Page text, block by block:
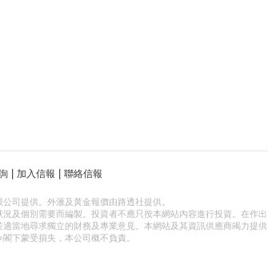
加入信報 聯絡信報
司提供。外滙及黃金報價由路透社提供。
及個別需要而編製。投資者不應只按本網站內容進行投資。在作出
當地尋求獨立的財務及專業意見。本網站及其資訊供應商竭力提供
下蒙受損失，本公司概不負責。